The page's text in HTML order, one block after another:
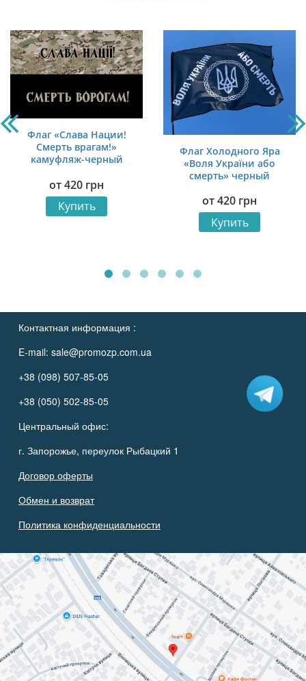
Флаг «Слава Нации!
Смерть врагам!»
камуфляж-черный
от420 грн
Купить
Флаг Холодного Яра
«Воля України або
смерть» черный
от420 грн
Купить
Контактная информация :
E-mail: sale@promozp.com.ua
+38 (098) 507-85-05
+38 (050) 502-85-05
Центральный офис:
г. Запорожье, переулок Рыбацкий 1
Договор оферты
Обмен и возврат
Политика конфиденциальности